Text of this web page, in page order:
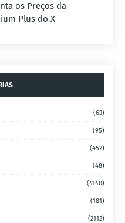
os Preços da
Plus do X
(63)
(95)
(452)
(48)
(4140)
(181)
(2112)